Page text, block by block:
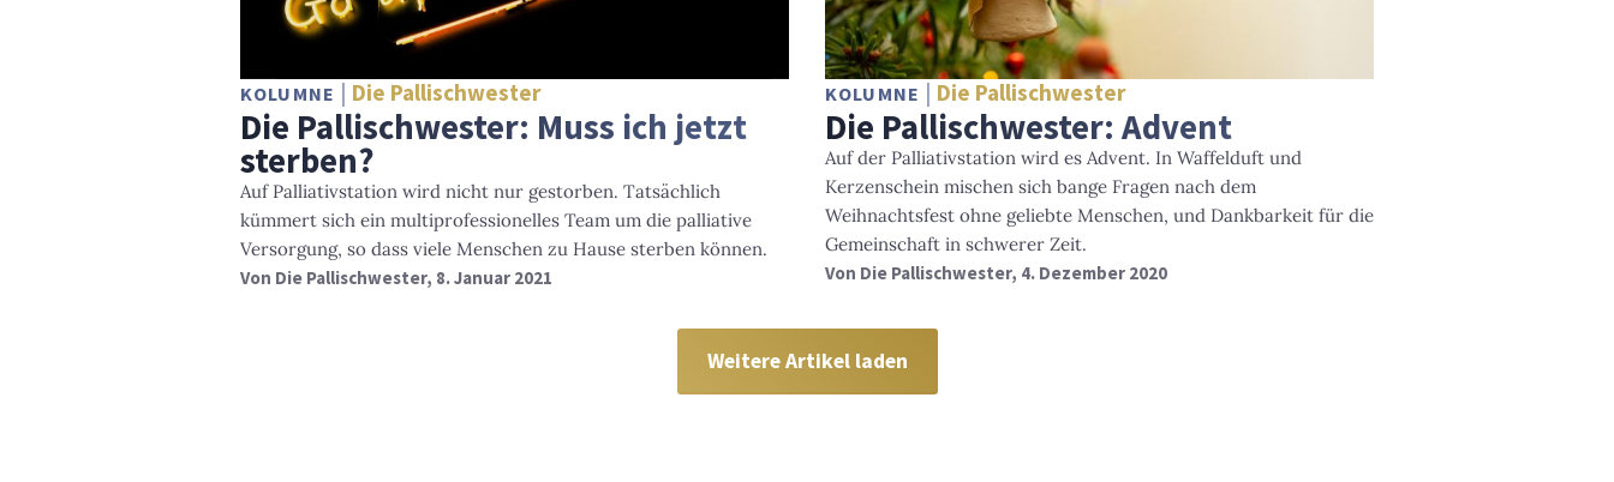
KOLUMNE Die Pallischwester
Die Pallischwester: Muss ich jetzt
sterben?
Auf Palliativstation wird nicht nur gestorben. Tatsächlich
kümmert sich ein multiprofessionelles Team um die palliative
Versorgung, so dass viele Menschen zu Hause sterben können.
Von Die Pallischwester, 8. Januar 2021
KOLUMNE Die Pallischwester
Die Pallischwester: Advent
Auf der Palliativstation wird es Advent. In Waffelduft und
Kerzenschein mischen sich bange Fragen nach dem
Weihnachtsfest ohne geliebte Menschen, und Dankbarkeit für die
Gemeinschaft in schwerer Zeit.
Von Die Pallischwester, 4. Dezember 2020
Weitere Artikel laden